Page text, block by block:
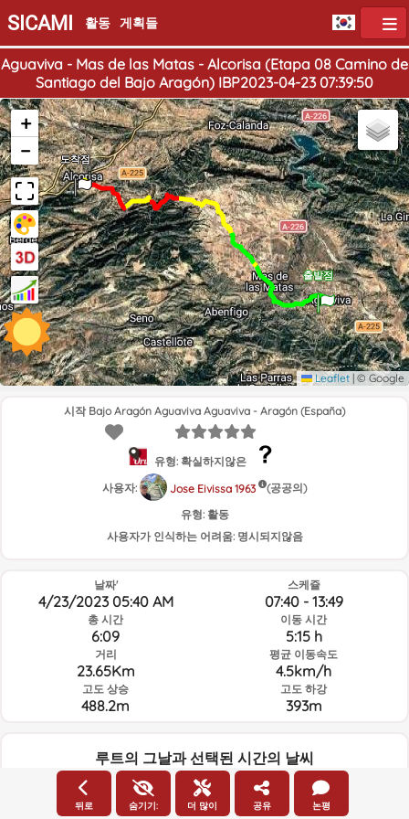
SICAMI 활동 게획들
Aguaviva - Mas de las Matas - Alcorisa (Etapa 08 Camino de
Santiago del Bajo Aragón) IBP2023-04-23 07:39:50
출발점
도착점
+
−
Leaflet | © Google
시작 Bajo Aragón Aguaviva Aguaviva - Aragón (España)
유형: 확실하지않은
사용자:
Jose Eivissa 1963
(공공의)
유형: 활동
사용자가 인식하는 어려움: 명시되지않음
날짜'
4/23/2023 05:40 AM
총 시간
6:09
거리
23.65Km
고도 상승
488.2m
스케쥴
07:40 - 13:49
이동 시간
5:15 h
평균 이동속도
4.5km/h
고도 하강
393m
루트의 그날과 선택된 시간의 날씨
05:00
뒤로 숨기기: 더 많이 공유 논평